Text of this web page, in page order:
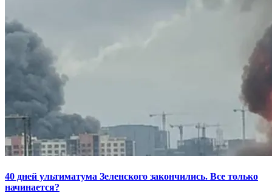
40 дней ультиматума Зеленского закончились. Все только
начинается?